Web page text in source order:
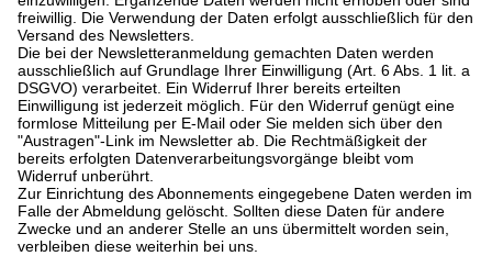
freiwillig. Die Verwendung der Daten erfolgt ausschließlich für den
Versand des Newsletters.
Die bei der Newsletteranmeldung gemachten Daten werden
ausschließlich auf Grundlage Ihrer Einwilligung (Art. 6 Abs. 1 lit. a
DSGVO) verarbeitet. Ein Widerruf Ihrer bereits erteilten
Einwilligung ist jederzeit möglich. Für den Widerruf genügt eine
formlose Mitteilung per E-Mail oder Sie melden sich über den
"Austragen"-Link im Newsletter ab. Die Rechtmäßigkeit der
bereits erfolgten Datenverarbeitungsvorgänge bleibt vom
Widerruf unberührt.
Zur Einrichtung des Abonnements eingegebene Daten werden im
Falle der Abmeldung gelöscht. Sollten diese Daten für andere
Zwecke und an anderer Stelle an uns übermittelt worden sein,
verbleiben diese weiterhin bei uns.